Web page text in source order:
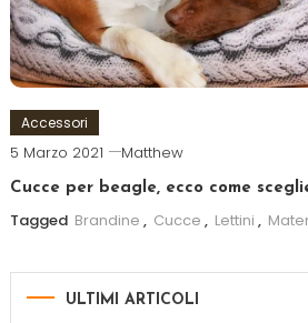
Accessori
5 Marzo 2021 Matthew
Cucce per beagle, ecco come
Tagged Brandine , Cucce , Lettini ,
ULTIMI ARTICOLI